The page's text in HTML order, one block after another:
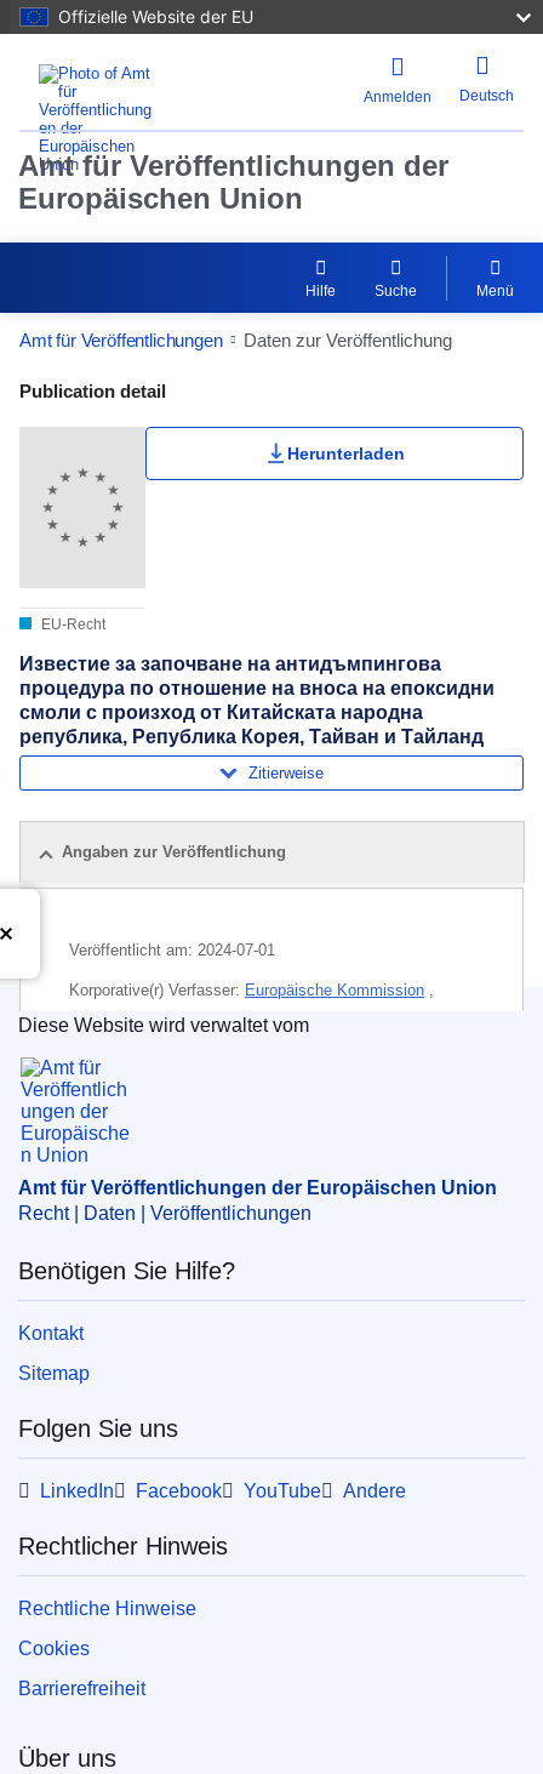
Offizielle Website der EU
Anmelden Deutsch
Amt für Veröffentlichungen der
Europäischen Union
Hilfe Suche Menü
Amt für Veröffentlichungen Daten zur Veröffentlichung
Publication Detail Actions Portlet
Publication detail
EU-Recht
Herunterladen
Известие за започване на антидъмпингова
процедура по отношение на вноса на епоксидни
смоли с произход от Китайската народна
република, Република Корея, Тайван и Тайланд
Zitierweise
Angaben zur Veröffentlichung
Veröffentlicht am: 2024-07-01
Korporative(r) Verfasser: Europäische Kommission ,
Generaldirektion Handel und wirtschaftliche Sicherheit
Thema:
,Harz,Südkorea
Ursprungserzeugnis
CELEX : 52024XC04137
OJ : C_202404137
Amt für Veröffentlichungen der Europäischen
Diese Website wird verwaltet vom
Amt für Veröffentlichungen der Europäischen Union
Recht | Daten | Veröffentlichungen
Benötigen Sie Hilfe?
Kontakt
Sitemap
Folgen Sie uns
LinkedIn Facebook YouTube Andere
Rechtlicher Hinweis
Rechtliche Hinweise
Cookies
Barrierefreiheit
Über uns